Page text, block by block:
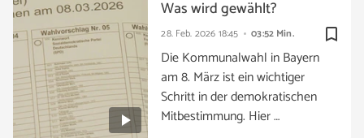
bookmark_border
28. Feb. 2026 18:45 03:52 Min.
Was wird gewählt?
Die Kommunalwahl in Bayern
am 8. März ist ein wichtiger
Schritt in der demokratischen
Mitbestimmung. Hier …